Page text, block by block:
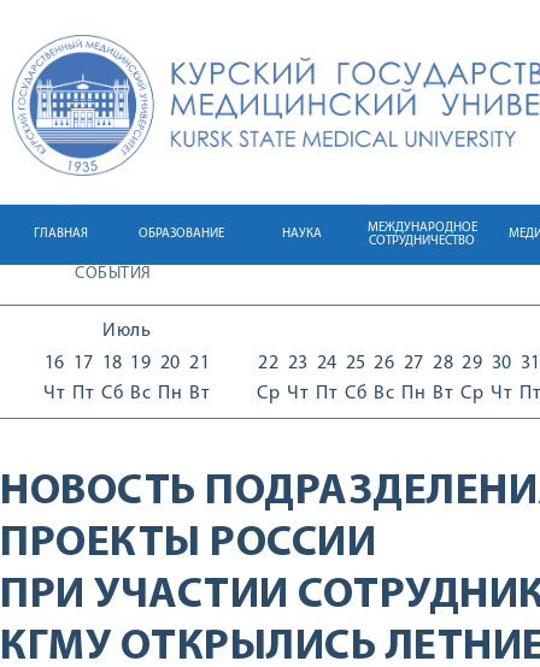
ГЛАВНАЯ ОБРАЗОВАНИЕ НАУКА
МЕЖДУНАРОДНОЕ
СОТРУДНИЧЕСТВО
СОБЫТИЯ
Июль
16
Чт
17
Пт
18
Сб
19
Вс
20
Пн
21
Вт
22
Ср
23
Чт
24
Пт
25
Сб
26
Вс
27
Пн
28
Вт
29
Ср
30
Чт
31
Пт
НОВОСТЬ
ПРОЕКТЫ РОССИИ
ПРИ УЧАСТИИ
КГМУ ОТКРЫЛИСЬ